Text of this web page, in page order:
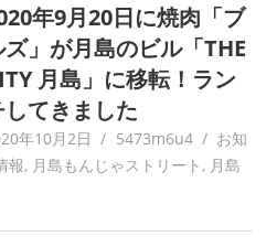
年9月20日に焼肉「ブ
」が月島のビル「THE
月島」に移転！ラン
してきました
年10月2日 5473m6u4
お知
報, 月島もんじゃストリート , 月島